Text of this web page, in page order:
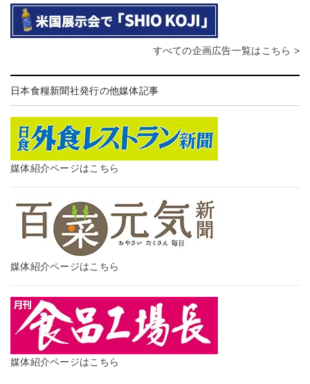
すべての企画広告一覧はこちら >
日本食糧新聞社発行の他媒体記事
媒体紹介ページはこちら
媒体紹介ページはこちら
媒体紹介ページはこちら